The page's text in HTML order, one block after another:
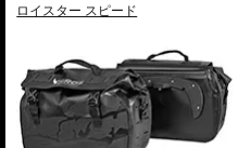
ロイスター スピード